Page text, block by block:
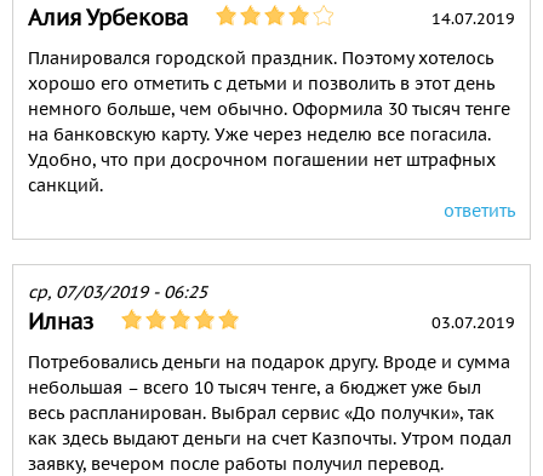
Алия Урбекова 14.07.2019
Планировался городской праздник. Поэтому хотелось
хорошо его отметить с детьми и позволить в этот день
немного больше, чем обычно. Оформила 30 тысяч тенге
на банковскую карту. Уже через неделю все погасила.
Удобно, что при досрочном погашении нет штрафных
санкций.
ответить
ср, 07/03/2019 - 06:25
Илназ 03.07.2019
Потребовались деньги на подарок другу. Вроде и сумма
небольшая – всего 10 тысяч тенге, а бюджет уже был
весь распланирован. Выбрал сервис «До получки», так
как здесь выдают деньги на счет Казпочты. Утром подал
заявку, вечером после работы получил перевод.